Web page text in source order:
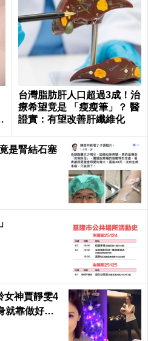
台灣脂肪肝人口超過3成！治
療希望竟是 「瘦瘦筆」？ 醫
證實：有望改善肝纖維化
是腎結石塞
女神賈靜雯4
靠做好這3